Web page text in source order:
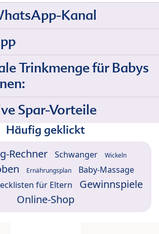
Kanal
Trinkmenge für Babys
Spar-Vorteile
Häufig geklickt
Rechner Schwanger Wickeln
Ernährungsplan Baby-Massage
für Eltern
Gewinnspiele
Online-Shop